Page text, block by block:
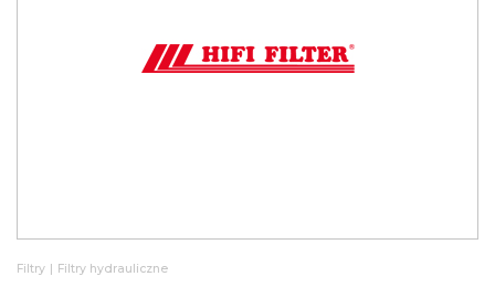
Filtry | Filtry hydrauliczne